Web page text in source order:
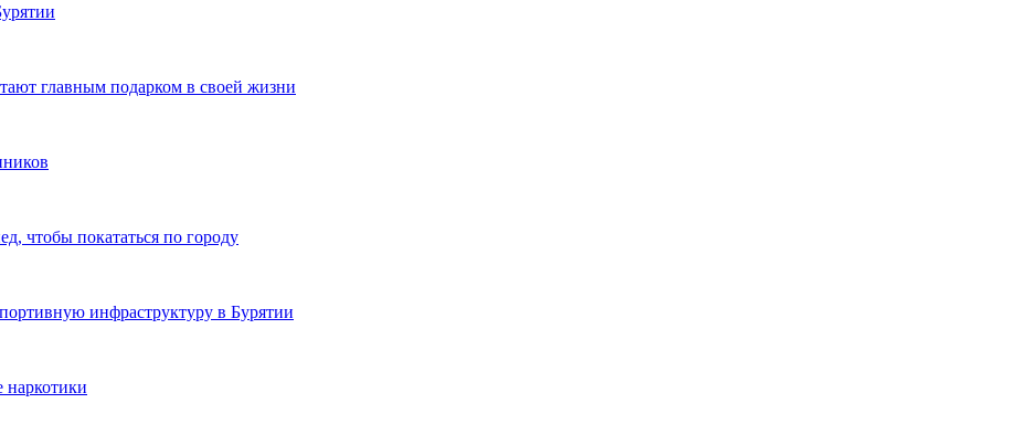
главным подарком в своей жизни
чтобы покататься по городу
инфраструктуру в Бурятии
наркотики